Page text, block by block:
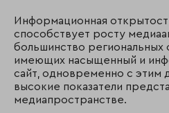
Информационная
способствует росту
большинство региональных
имеющих насыщенный и
сайт, одновременно с этим
высокие показатели
медиапространстве.